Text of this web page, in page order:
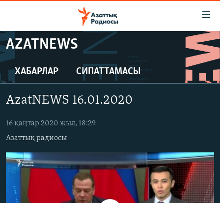
Skip
to
main
content
to
Navigation
Skip
Search
САЯСАТ
ҚАҢТАР ОҚИҒАСЫ
АДАМ ҚҰҚЫҚТАРЫ
ӘЛЕУМЕТ
ӘЛЕМ
АРНАЙЫ ЖОБАЛАР
AZATNEWS
ХАБАРЛАР СИПАТТАМАСЫ
AzatNEWS 16.01.2020
16 қаңтар 2020 жыл, 18:29
Азаттық радиосы